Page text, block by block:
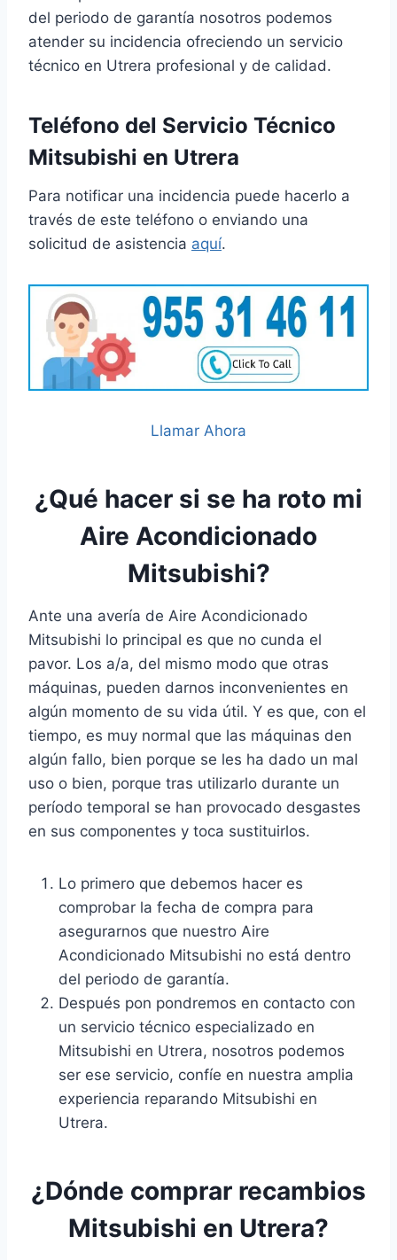
del periodo de garantía nosotros podemos
atender su incidencia ofreciendo un servicio
técnico en Utrera profesional y de calidad.
Teléfono del Servicio Técnico
Mitsubishi en Utrera
Para notificar una incidencia puede hacerlo a
través de este teléfono o enviando una
solicitud de asistencia aquí.
Llamar Ahora
¿Qué hacer si se ha roto mi
Aire Acondicionado
Mitsubishi?
Ante una avería de Aire Acondicionado
Mitsubishi lo principal es que no cunda el
pavor. Los a/a, del mismo modo que otras
máquinas, pueden darnos inconvenientes en
algún momento de su vida útil. Y es que, con el
tiempo, es muy normal que las máquinas den
algún fallo, bien porque se les ha dado un mal
uso o bien, porque tras utilizarlo durante un
período temporal se han provocado desgastes
en sus componentes y toca sustituirlos.
Lo primero que debemos hacer es
comprobar la fecha de compra para
asegurarnos que nuestro Aire
Acondicionado Mitsubishi no está dentro
del periodo de garantía.
Después pon pondremos en contacto con
un servicio técnico especializado en
Mitsubishi en Utrera, nosotros podemos
ser ese servicio, confíe en nuestra amplia
experiencia reparando Mitsubishi en
Utrera.
¿Dónde comprar recambios
Mitsubishi en Utrera?